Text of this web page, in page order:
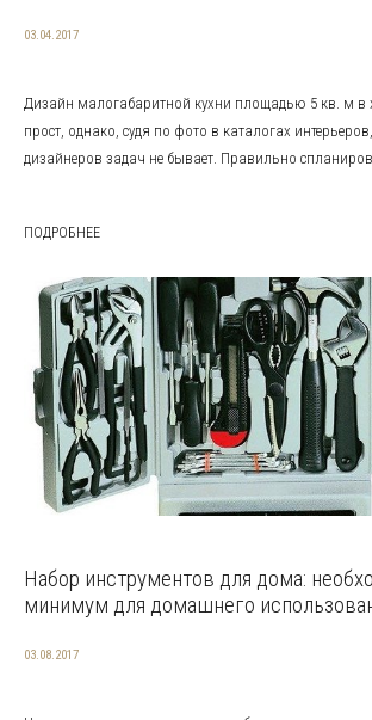
03.04.2017
Дизайн малогабаритной кухни площадью 5 кв. м в
прост, однако, судя по фото в каталогах
дизайнеров задач не бывает. Правильно
ПОДРОБНЕЕ
Набор инструментов для дома:
минимум для домашнего
03.08.2017